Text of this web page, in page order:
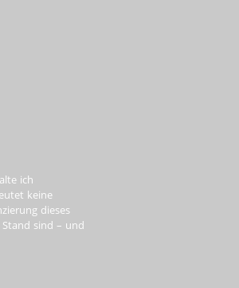
ich
keine
dieses
sind – und